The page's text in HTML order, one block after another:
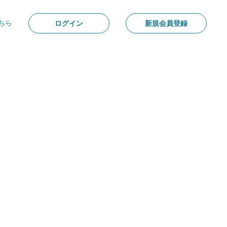
ら ログイン 新規会員登録